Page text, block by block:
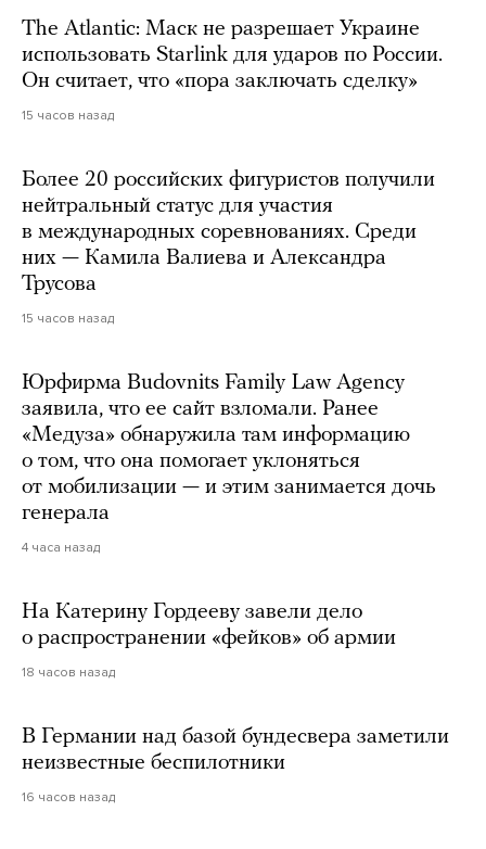
The Atlantic: Маск не разрешает Украине
использовать Starlink для ударов по России.
Он считает, что «пора заключать сделку»
15 часов назад
Более 20 российских фигуристов получили
нейтральный статус для участия
в международных соревнованиях. Среди
них — Камила Валиева и Александра
Трусова
15 часов назад
Юрфирма Budovnits Family Law Agency
заявила, что ее сайт взломали. Ранее
«Медуза» обнаружила там информацию
о том, что она помогает уклоняться
от мобилизации — и этим занимается дочь
генерала
4 часа назад
На Катерину Гордееву завели дело
о распространении «фейков» об армии
18 часов назад
В Германии над базой бундесвера заметили
неизвестные беспилотники
16 часов назад